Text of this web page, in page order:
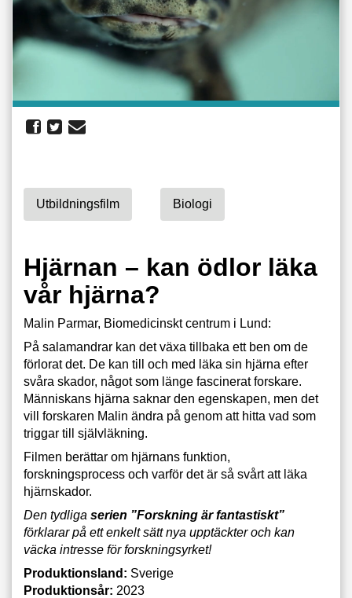
Utbildningsfilm Biologi
Hjärnan – kan ödlor läka
vår hjärna?
Malin Parmar, Biomedicinskt centrum i Lund:
På salamandrar kan det växa tillbaka ett ben om de
förlorat det. De kan till och med läka sin hjärna efter
svåra skador, något som länge fascinerat forskare.
Människans hjärna saknar den egenskapen, men det
vill forskaren Malin ändra på genom att hitta vad som
triggar till självläkning.
Filmen berättar om hjärnans funktion,
forskningsprocess och varför det är så svårt att läka
hjärnskador.
Den tydliga serien ”Forskning är fantastiskt”
förklarar på ett enkelt sätt nya upptäckter och kan
väcka intresse för forskningsyrket!
Produktionsland: Sverige
Produktionsår: 2023